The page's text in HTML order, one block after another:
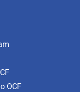
OCF